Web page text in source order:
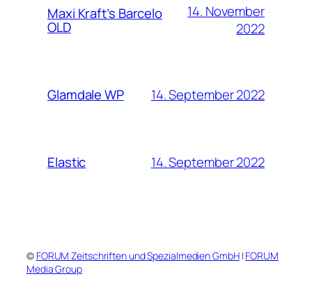
Maxi Kraft’s Barcelo
OLD
14. November
2022
Glamdale WP 14. September 2022
Elastic 14. September 2022
© FORUM Zeitschriften und Spezialmedien GmbH| FORUM
Media Group